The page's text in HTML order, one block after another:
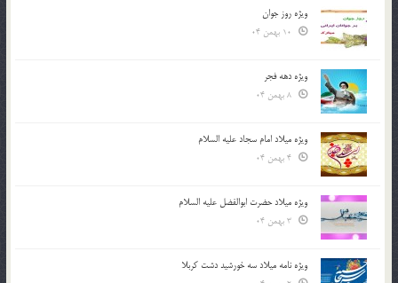
ویژه روز جوان
ویژه دهه فجر
ویژه میلاد امام سجاد علیه السلام
ویژه میلاد حضرت ابوالفضل علیه السلام
ویژه نامه میلاد سه خورشید دشت کربلا